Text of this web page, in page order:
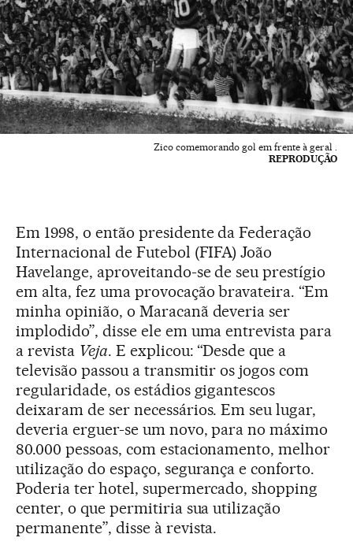
Zico comemorando gol em frente à geral .
REPRODUÇÃO
Em 1998, o então presidente da Federação
Internacional de Futebol (FIFA) João
Havelange, aproveitando-se de seu prestígio
em alta, fez uma provocação bravateira. “Em
minha opinião, o Maracanã deveria ser
implodido”, disse ele em uma entrevista para
a revista Veja. E explicou: “Desde que a
televisão passou a transmitir os jogos com
regularidade, os estádios gigantescos
deixaram de ser necessários. Em seu lugar,
deveria erguer-se um novo, para no máximo
80.000 pessoas, com estacionamento, melhor
utilização do espaço, segurança e conforto.
Poderia ter hotel, supermercado, shopping
center, o que permitiria sua utilização
permanente”, disse à revista.